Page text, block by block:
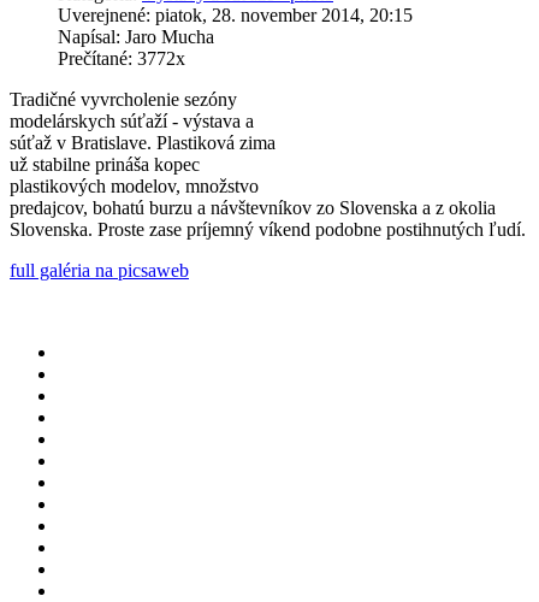
Uverejnené: piatok, 28. november 2014, 20:15
Napísal: Jaro Mucha
Prečítané: 3772x
Tradičné vyvrcholenie sezóny
modelárskych súťaží - výstava a
súťaž v Bratislave. Plastiková zima
už stabilne prináša kopec
plastikových modelov, množstvo
predajcov, bohatú burzu a návštevníkov zo Slovenska a z okolia
Slovenska. Proste zase príjemný víkend podobne postihnutých ľudí.
full galéria na picsaweb